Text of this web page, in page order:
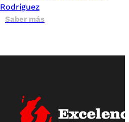
Rodríguez
Saber más